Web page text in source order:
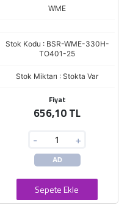
WME
Stok Kodu : BSR-WME-330H-
TO401-25
Stok Miktarı : Stokta Var
Fiyat
656,10 TL
- +
AD
Sepete Ekle